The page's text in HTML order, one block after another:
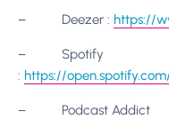
– Deezer : https://
– Spotify
: https://
– Podcast Addict